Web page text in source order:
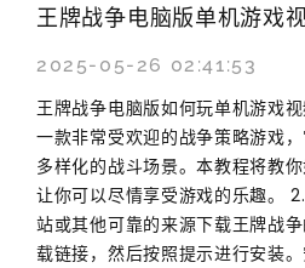
王牌战争电脑版单机游戏
2025-05-26 02:41:53
王牌战争电脑版如何玩单机游戏
一款非常受欢迎的战争策略游戏
多样化的战斗场景。本教程将教
让你可以尽情享受游戏的乐趣。
站或其他可靠的来源下载王牌战
载链接，然后按照提示进行安装